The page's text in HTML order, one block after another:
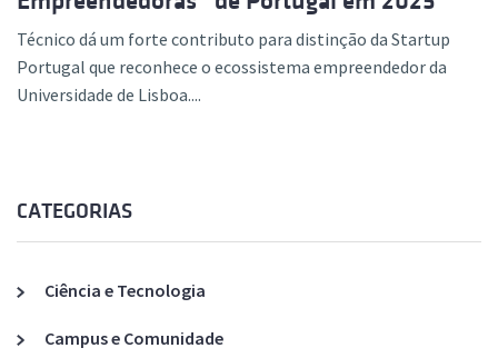
Técnico dá um forte contributo para distinção da Startup
Portugal que reconhece o ecossistema empreendedor da
Universidade de Lisboa....
CATEGORIAS
Ciência e Tecnologia
Campus e Comunidade